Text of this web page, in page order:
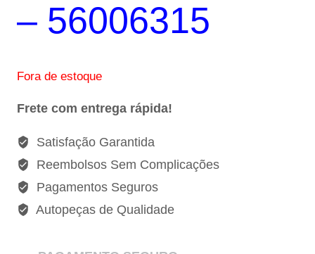
– 56006315
Fora de estoque
Frete com entrega rápida!
Satisfação Garantida
Reembolsos Sem Complicações
Pagamentos Seguros
Autopeças de Qualidade